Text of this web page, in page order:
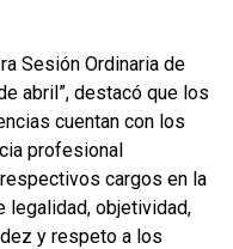
Sesión Ordinaria de
abril”, destacó que los
cuentan con los
profesional
cargos en la
legalidad, objetividad,
y respeto a los